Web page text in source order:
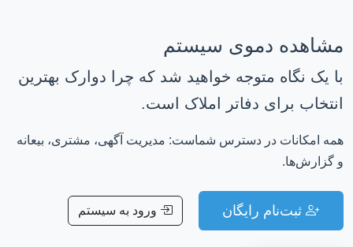
مشاهده دموی سیستم
با یک نگاه متوجه خواهید شد که چرا دوارک بهترین
انتخاب برای دفاتر املاک است.
همه امکانات در دسترس شماست: مدیریت آگهی، مشتری، بیعانه
و گزارش‌ها.
ثبت‌نام رایگان ورود به سیستم